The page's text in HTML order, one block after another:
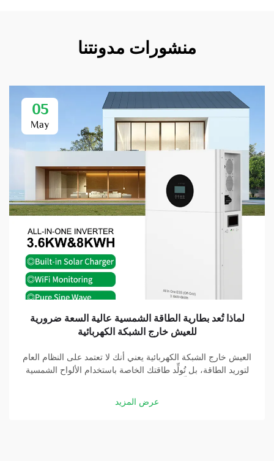
منشورات مدونتنا
05
May
لماذا تُعد بطارية الطاقة الشمسية عالية السعة ضرورية
للعيش خارج الشبكة الكهربائية
العيش خارج الشبكة الكهربائية يعني أنك لا تعتمد على النظام العام
لتوريد الطاقة، بل تُولِّد طاقتك الخاصة باستخدام الألواح الشمسية
أساسيًّا في هذه المنظومة. وبفضل بطارية جيدة، يمكنك تخزين
الطاقة التي تولِّدها الألواح الشمسية...
عرض المزيد